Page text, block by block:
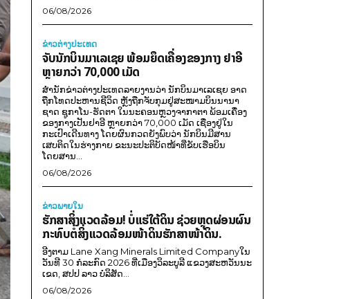
06/08/2026
ຂ່າວຕ່າງປະເທດ
ຈັບນັກບິນມາເລເຊຍ ພ້ອມຍຶດເຄື່ອງຂອງກາງ ຢາອີ
ຫຼາຍກວ່າ 70,000 ເມັດ
ສຳນັກຂ່າວຕ່າງປະເທດລາຍງານວ່າ ນັກບິນມາເລເຊຍ ອາດ
ຖືກໂທດປະຫານຊີວິດ ຫຼັງຖືກຈັບກຸມຢູ່ສະໜາມບິນນານາ
ຊາດ ຊູກາໂນ-ຮັດຕາ ໃນນະຄອນຫຼວງຈາກາຕາ ພ້ອມເຄື່ອງ
ຂອງກາງເປັນຢາອີ ຫຼາຍກວ່າ 70,000 ເມັດ ເຊື່ອງຢູ່ໃນ
ກະເປົາເດີນທາງ ໂດຍຜົນກວດຍັງພົບວ່າ ນັກບິນມີສານ
ເສບຕິດໃນຮ່າງກາຍ ຂະນະປະຕິບັດໜ້າທີ່ຂັບເຮືອບິນ
ໂດຍສານ...
06/08/2026
ຂ່າວພາຍ​ໃນ
ຮັກສາສິ່ງແວດລ້ອມ! ບໍ່ແຮ່ໃຕ້ດິນ ຊ່ວຍຫຼຸດຜ່ອນຜົນ
ກະທົບຕໍ່ສິ່ງແວດລ້ອມໜ້າດິນຮັກສາໜ້າດິນ.
ອີງຕາມ Lane Xang Minerals Limited Companyໃນ
ວັນທີ 30 ກໍລະກົດ 2026 ທີ່ເມືອງວິລະບູລີ ແຂວງສະຫວັນນະ
ເຂດ, ສປປ ລາວ ບໍລິສັດ...
06/08/2026